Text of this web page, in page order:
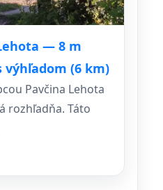
— 8 m
výhľadom (6 km)
Pavčina Lehota
rozhľadňa. Táto